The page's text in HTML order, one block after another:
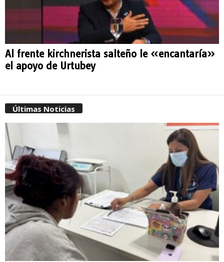
Al frente kirchnerista salteño le «encantaría»
el apoyo de Urtubey
Últimas Noticias